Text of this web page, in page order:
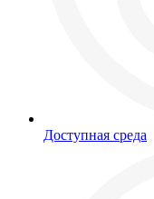
Доступная среда